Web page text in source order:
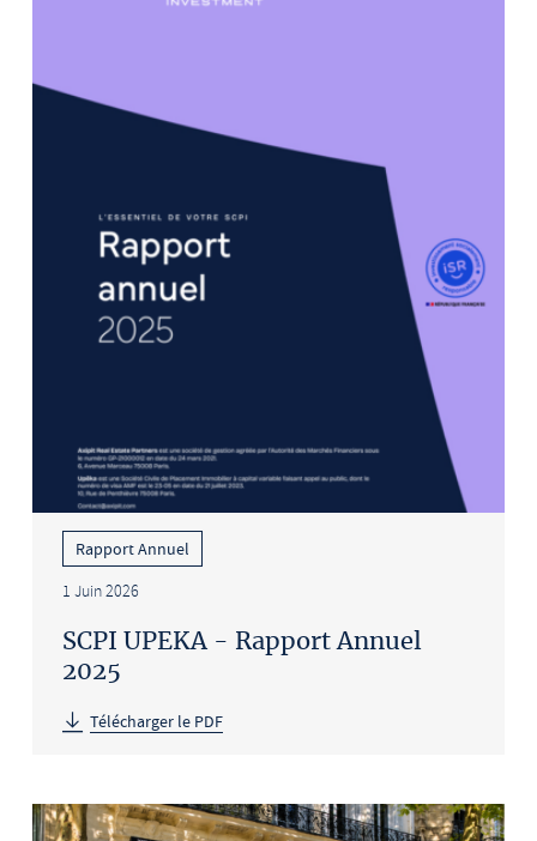
Rapport Annuel
1 Juin 2026
SCPI UPEKA - Rapport Annuel
2025
Télécharger le PDF